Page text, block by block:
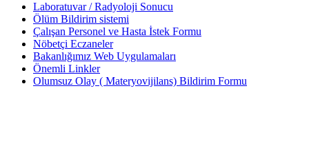
Laboratuvar / Radyoloji Sonucu
Ölüm Bildirim sistemi
Çalışan Personel ve Hasta İstek Formu
Nöbetçi Eczaneler
Bakanlığımız Web Uygulamaları
Önemli Linkler
Olumsuz Olay ( Materyovijilans) Bildirim Formu